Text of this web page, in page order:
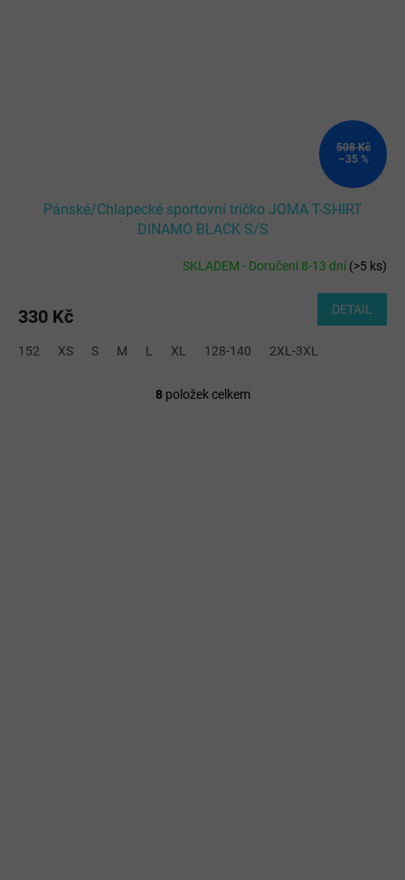
508 Kč
–35 %
Pánské/Chlapecké sportovní tričko JOMA T-SHIRT
DINAMO BLACK S/S
SKLADEM - Doručení 8-13 dní(>5 ks)
330 Kč DETAIL
152 XS S M L XL 128-140 2XL-3XL
O
8položek celkem